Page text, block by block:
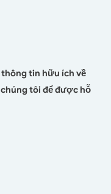
thông tin hữu ích về
chúng tôi để được hỗ